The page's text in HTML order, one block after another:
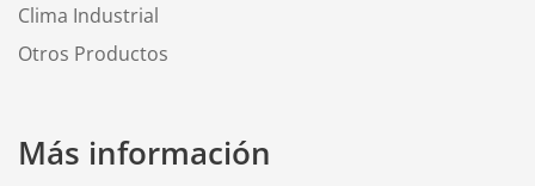
Clima Industrial
Otros Productos
Más información